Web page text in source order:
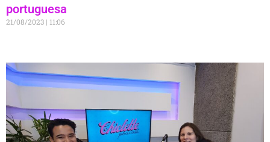
portuguesa
21/08/2023 11:06